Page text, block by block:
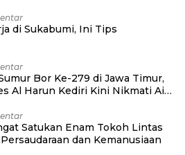
di Sukabumi, Ini Tips
Bor Ke-279 di Jawa Timur,
Al Harun Kediri Kini Nikmati Air
Satukan Enam Tokoh Lintas
dan Kemanusiaan